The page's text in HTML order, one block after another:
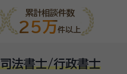
累計相談件数
25万件以上
司法書士/行政書士